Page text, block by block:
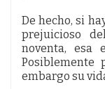
De hecho, si
prejuicioso
noventa, esa
Posiblemente
embargo su